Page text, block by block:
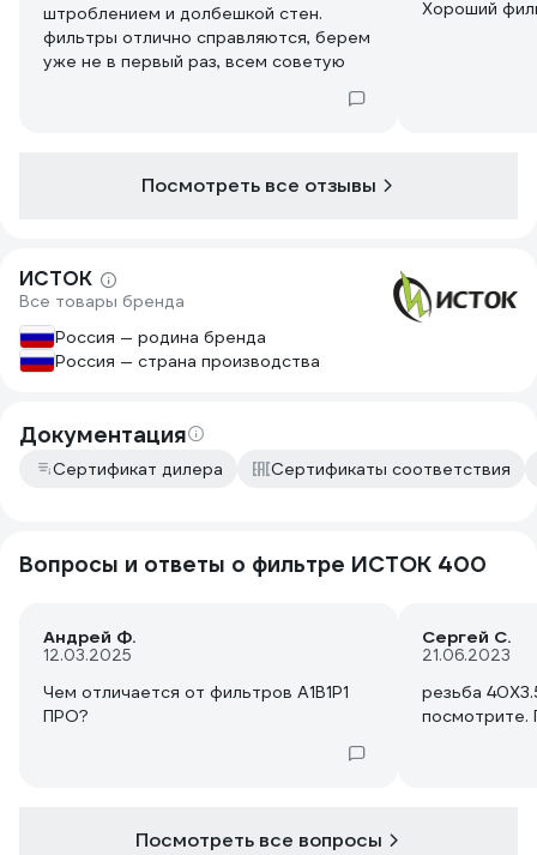
штроблением и долбешкой стен.
фильтры отлично справляются, берем
уже не в первый раз, всем советую
Хороший
Посмотреть все отзывы
ИСТОК
Все товары бренда
Россия — родина бренда
Россия — страна производства
Документация
Сертификат дилера Сертификаты соответствия
Вопросы и ответы о фильтре ИСТОК 400
Андрей Ф.
12.03.2025
Чем отличается от фильтров А1В1Р1
ПРО?
Сергей С.
21.06.2023
резьба
посмотрите.
Посмотреть все вопросы